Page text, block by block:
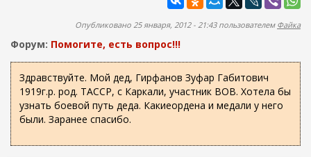
о
и
с
к
а
Опубликовано 25 января, 2012 - 21:43 пользователем Файка
Форум: Помогите, есть вопрос!!!
Здравствуйте. Мой дед, Гирфанов Зуфар Габитович
1919г.р. род. ТАССР, с Каркали, участник ВОВ. Хотела бы
узнать боевой путь деда. Какиеордена и медали у него
были. Заранее спасибо.